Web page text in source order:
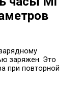
заряжен. Это
при повторной